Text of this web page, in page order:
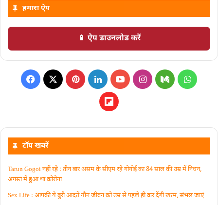
हमारा ऐप
📱 ऐप डाउनलोड करें
टॉप खबरें
Tarun Gogoi नहीं रहे : तीन बार असम के सीएम रहे गोगोई का 84 साल की उम्र में निधन,
अगस्त में हुआ था कोरोना
Sex Life : आपकी ये बुरी आदतें याैन जीवन को उम्र से पहले ही कर देंगी खत्म, संभल जाएं